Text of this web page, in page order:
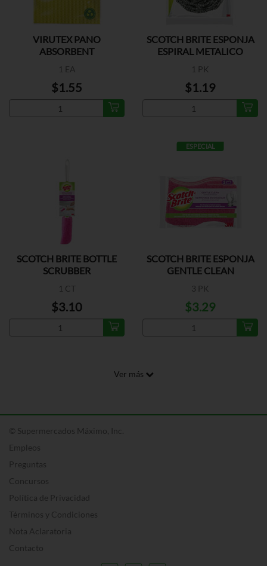
VIRUTEX PANO
ABSORBENT
1 EA
$1.55
SCOTCH BRITE ESPONJA
ESPIRAL METALICO
1 PK
$1.19
SCOTCH BRITE BOTTLE
SCRUBBER
1 CT
$3.10
ESPECIAL
SCOTCH BRITE ESPONJA
GENTLE CLEAN
3 PK
$3.29
Ver más
© Supermercados Máximo, Inc.
Empleos
Preguntas
Concursos
Política de Privacidad
Términos y Condiciones
Nota Aclaratoria
Contacto